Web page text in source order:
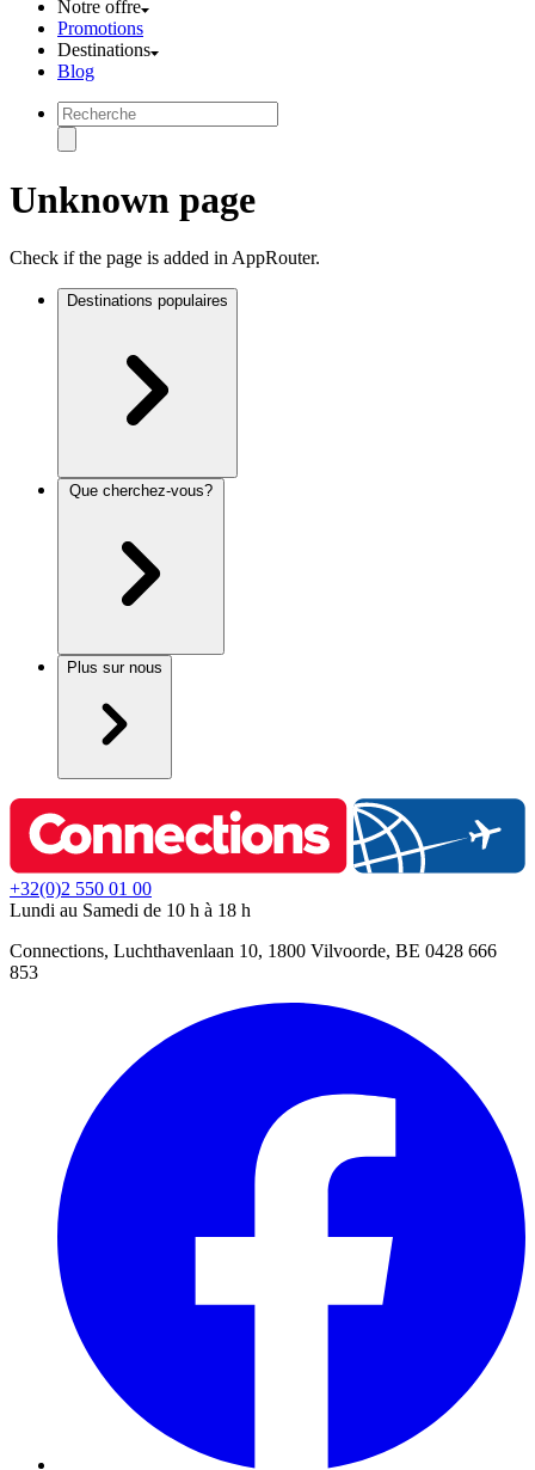
Notre offre
Promotions
Destinations
Blog
Unknown page
Check if the page is added in AppRouter.
Destinations populaires
Plus sur nous
+32(0)2 550 01 00
Lundi au Samedi de 10 h à 18 h
Connections, Luchthavenlaan 10, 1800 Vilvoorde, BE 0428 666
853